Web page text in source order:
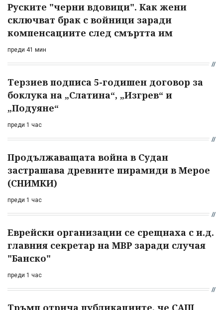
Руските "черни вдовици". Как жени
сключват брак с войници заради
компенсациите след смъртта им
преди 41 мин
Терзиев подписа 5-годишен договор за
боклука на „Слатина“, „Изгрев“ и
„Подуяне“
преди 1 час
Продължаващата война в Судан
застрашава древните пирамиди в Мерое
(СНИМКИ)
преди 1 час
Еврейски организации се срещнаха с и.д.
главния секретар на МВР заради случая
"Банско"
преди 1 час
Тръмп отрича публикациите, че САЩ